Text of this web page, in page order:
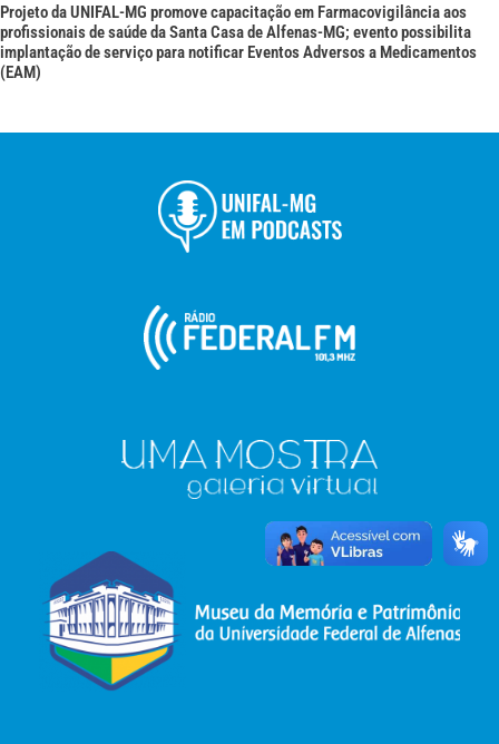
Projeto da UNIFAL-MG promove capacitação em Farmacovigilância aos
profissionais de saúde da Santa Casa de Alfenas-MG; evento possibilita
implantação de serviço para notificar Eventos Adversos a Medicamentos
(EAM)